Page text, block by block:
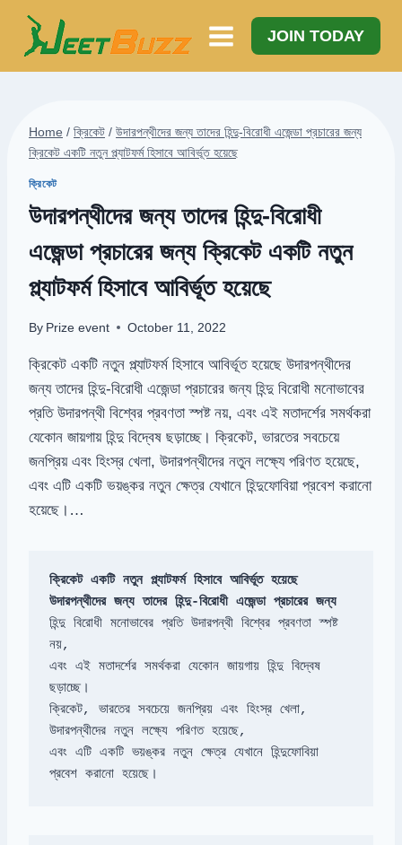
Skip
content
JOIN TODAY
Home / ক্রিকেট / উদারপন্থীদের জন্য তাদের হিন্দু-বিরোধী এজেন্ডা প্রচারের জন্য
ক্রিকেট একটি নতুন প্ল্যাটফর্ম হিসাবে আবির্ভূত হয়েছে
ক্রিকেট
উদারপন্থীদের জন্য তাদের হিন্দু-বিরোধী
এজেন্ডা প্রচারের জন্য ক্রিকেট একটি নতুন
প্ল্যাটফর্ম হিসাবে আবির্ভূত হয়েছে
By Prize event October 11, 2022
ক্রিকেট একটি নতুন প্ল্যাটফর্ম হিসাবে আবির্ভূত হয়েছে উদারপন্থীদের
জন্য তাদের হিন্দু-বিরোধী এজেন্ডা প্রচারের জন্য হিন্দু বিরোধী মনোভাবের
প্রতি উদারপন্থী বিশ্বের প্রবণতা স্পষ্ট নয়, এবং এই মতাদর্শের সমর্থকরা
যেকোন জায়গায় হিন্দু বিদ্বেষ ছড়াচ্ছে। ক্রিকেট, ভারতের সবচেয়ে
জনপ্রিয় এবং হিংস্র খেলা, উদারপন্থীদের নতুন লক্ষ্যে পরিণত হয়েছে,
এবং এটি একটি ভয়ঙ্কর নতুন ক্ষেত্র যেখানে হিন্দুফোবিয়া প্রবেশ করানো
হয়েছে।…
ক্রিকেট একটি নতুন প্ল্যাটফর্ম হিসাবে আবির্ভূত হয়েছে
উদারপন্থীদের জন্য তাদের হিন্দু-বিরোধী এজেন্ডা প্রচারের জন্য
হিন্দু বিরোধী মনোভাবের প্রতি উদারপন্থী বিশ্বের প্রবণতা স্পষ্ট
এবং এই মতাদর্শের সমর্থকরা যেকোন জায়গায় হিন্দু বিদ্বেষ
উদারপন্থীদের নতুন লক্ষ্যে পরিণত হয়েছে,
এবং এটি একটি ভয়ঙ্কর নতুন ক্ষেত্র যেখানে হিন্দুফোবিয়া
প্রবেশ করানো হয়েছে।